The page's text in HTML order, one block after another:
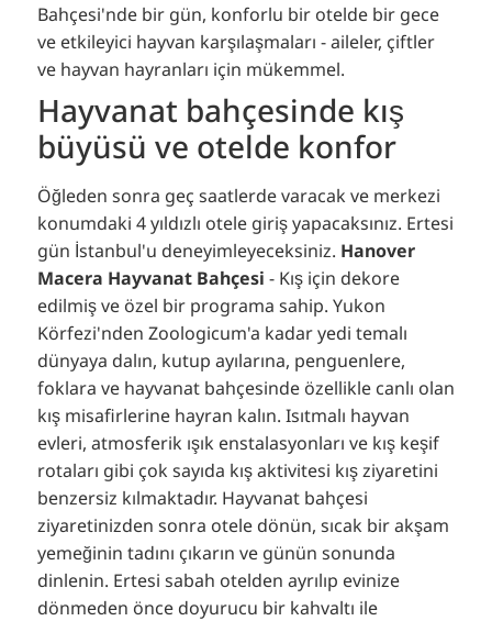
Bahçesi'nde bir gün, konforlu bir otelde bir gece
ve etkileyici hayvan karşılaşmaları - aileler, çiftler
ve hayvan hayranları için mükemmel.
Hayvanat bahçesinde kış
büyüsü ve otelde konfor
Öğleden sonra geç saatlerde varacak ve merkezi
konumdaki 4 yıldızlı otele giriş yapacaksınız. Ertesi
gün İstanbul'u deneyimleyeceksiniz. Hanover
Macera Hayvanat Bahçesi - Kış için dekore
edilmiş ve özel bir programa sahip. Yukon
Körfezi'nden Zoologicum'a kadar yedi temalı
dünyaya dalın, kutup ayılarına, penguenlere,
foklara ve hayvanat bahçesinde özellikle canlı olan
kış misafirlerine hayran kalın. Isıtmalı hayvan
evleri, atmosferik ışık enstalasyonları ve kış keşif
rotaları gibi çok sayıda kış aktivitesi kış ziyaretini
benzersiz kılmaktadır. Hayvanat bahçesi
ziyaretinizden sonra otele dönün, sıcak bir akşam
yemeğinin tadını çıkarın ve günün sonunda
dinlenin. Ertesi sabah otelden ayrılıp evinize
dönmeden önce doyurucu bir kahvaltı ile